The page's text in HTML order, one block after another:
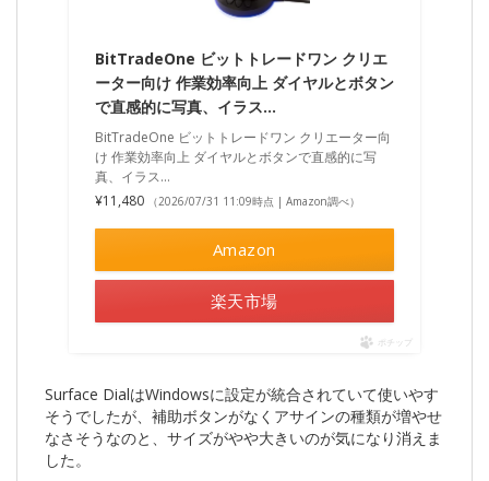
BitTradeOne ビットトレードワン クリエ
ーター向け 作業効率向上 ダイヤルとボタン
で直感的に写真、イラス…
BitTradeOne ビットトレードワン クリエーター向
け 作業効率向上 ダイヤルとボタンで直感的に写
真、イラス…
¥11,480
（2026/07/31 11:09時点 | Amazon調べ）
Amazon
楽天市場
ポチップ
Surface DialはWindowsに設定が統合されていて使いやす
そうでしたが、補助ボタンがなくアサインの種類が増やせ
なさそうなのと、サイズがやや大きいのが気になり消えま
した。